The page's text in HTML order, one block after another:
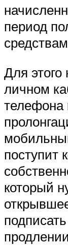
период
Для этого
личном
телефона
поступит
который